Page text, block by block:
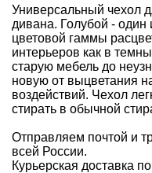
Универсальный чехол
дивана. Голубой - один
цветовой гаммы
интерьеров как в
старую мебель до
новую от выцветания
воздействий. Чехол
стирать в обычной
Отправляем почтой и
всей России.
Курьерская доставка